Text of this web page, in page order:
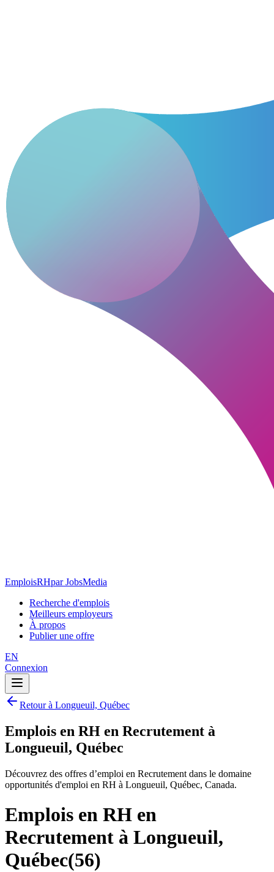
EmploisRHpar JobsMedia
Recherche d'emplois
Meilleurs employeurs
À propos
Publier une offre
EN
Connexion
Retour à Longueuil, Québec
Emplois en RH en Recrutement à
Longueuil, Québec
Découvrez des offres d’emploi en Recrutement dans le domaine
opportunités d'emploi en RH à Longueuil, Québec, Canada.
Emplois en RH en
Recrutement à Longueuil,
Québec(56)